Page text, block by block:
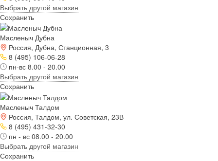
Выбрать другой магазин
Сохранить
Масленыч Дубна
Россия, Дубна, Станционная, 3
8 (495) 106-06-28
пн-вс 8.00 - 20.00
Выбрать другой магазин
Сохранить
Масленыч Талдом
Россия, Талдом, ул. Советская, 23В
8 (495) 431-32-30
пн - вс 08.00 - 20.00
Выбрать другой магазин
Сохранить